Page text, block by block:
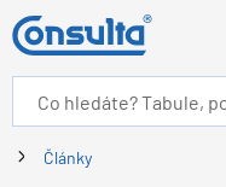
Články